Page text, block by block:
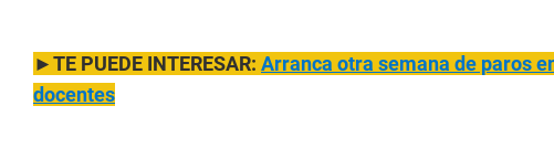
►TE PUEDE INTERESAR: Arranca otra semana de paros
docentes